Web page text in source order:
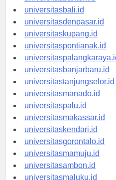
universitasbanten.id
universitasbali.id
universitasdenpasar.id
universitaskupang.id
universitaspontianak.id
universitaspalangkaraya.id
universitasbanjarbaru.id
universitastanjungselor.id
universitasmanado.id
universitaspalu.id
universitasmakassar.id
universitaskendari.id
universitasgorontalo.id
universitasmamuju.id
universitasambon.id